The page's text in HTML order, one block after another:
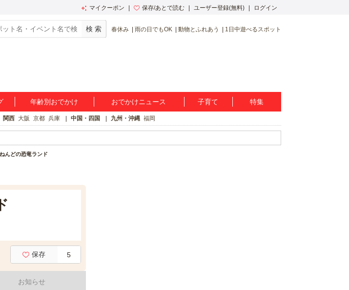
マイクーポン 保存/あとで読む ユーザー登録(無料) ログイン
春休み 雨の日でもOK 動物とふれあう 1日中遊べるスポット
年齢別おでかけ おでかけニュース 子育て 特集
関西 大阪 京都 兵庫 中国・四国 九州・沖縄 福岡
んどの恐竜ランド
保存 5
お知らせ